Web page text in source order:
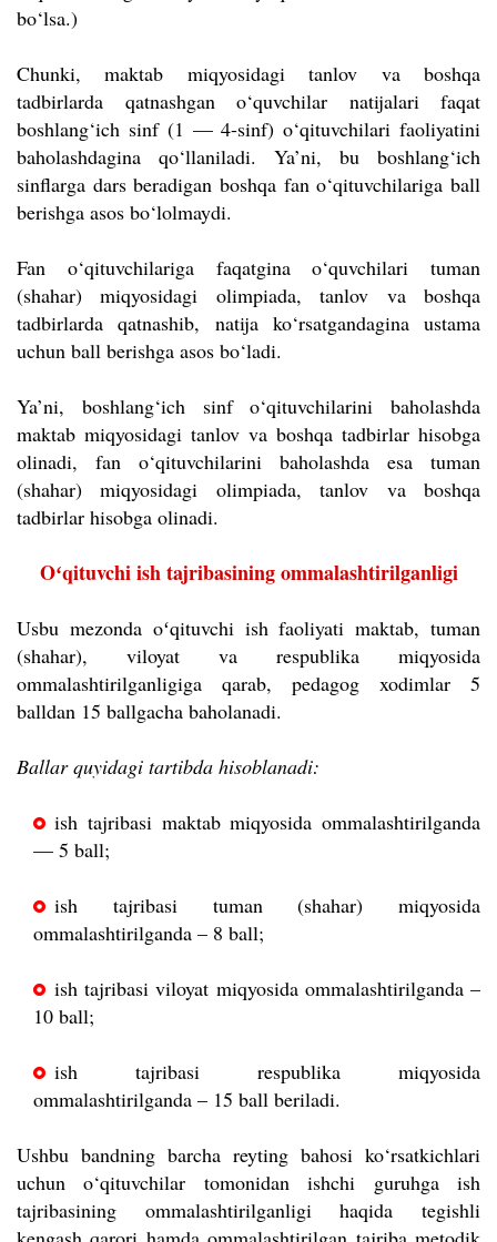
bo‘lsa.)
Chunki, maktab miqyosidagi tanlov va boshqa
tadbirlarda qatnashgan o‘quvchilar natijalari faqat
boshlang‘ich sinf (1 — 4-sinf) o‘qituvchilari faoliyatini
baholashdagina qo‘llaniladi. Ya’ni, bu boshlang‘ich
sinflarga dars beradigan boshqa fan o‘qituvchilariga ball
berishga asos bo‘lolmaydi.
Fan o‘qituvchilariga faqatgina o‘quvchilari tuman
(shahar) miqyosidagi olimpiada, tanlov va boshqa
tadbirlarda qatnashib, natija ko‘rsatgandagina ustama
uchun ball berishga asos bo‘ladi.
Ya’ni, boshlang‘ich sinf o‘qituvchilarini baholashda
maktab miqyosidagi tanlov va boshqa tadbirlar hisobga
olinadi, fan o‘qituvchilarini baholashda esa tuman
(shahar) miqyosidagi olimpiada, tanlov va boshqa
tadbirlar hisobga olinadi.
Oʻqituvchi ish tajribasining ommalashtirilganligi
Usbu mezonda oʻqituvchi ish faoliyati maktab, tuman
(shahar), viloyat va respublika miqyosida
ommalashtirilganligiga qarab, pedagog xodimlar 5
balldan 15 ballgacha baholanadi.
Ballar quyidagi tartibda hisoblanadi:
ish tajribasi maktab miqyosida ommalashtirilganda
— 5 ball;
ish tajribasi tuman (shahar) miqyosida
ommalashtirilganda – 8 ball;
ish tajribasi viloyat miqyosida ommalashtirilganda –
10 ball;
ish tajribasi respublika miqyosida
ommalashtirilganda – 15 ball beriladi.
Ushbu bandning barcha reyting bahosi ko‘rsatkichlari
uchun o‘qituvchilar tomonidan ishchi guruhga ish
tajribasining ommalashtirilganligi haqida tegishli